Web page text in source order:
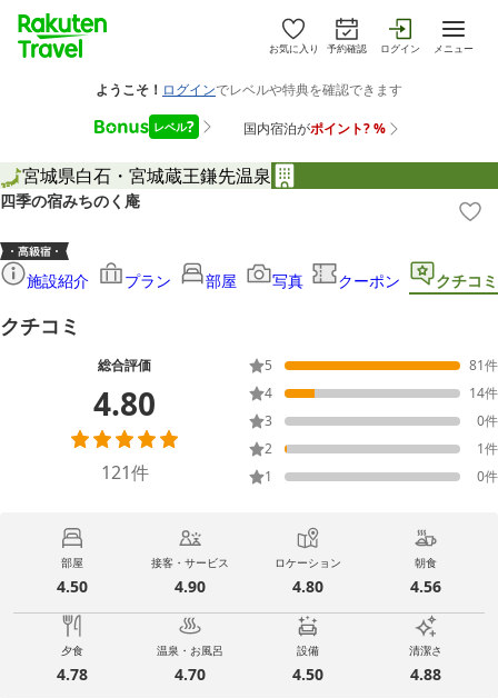
お気に入り 予約確認 ログイン メニュー
宮城県白石・宮城蔵王鎌先温泉
四季の宿みちのく庵
施設紹介 プラン 部屋 写真 クーポン クチコミ
クチコミ
総合評価
4.80
121件
5 81件
4
14件
3
0件
2
1件
1
0件
部屋
4.50
接客・サービス
4.90
ロケーション
4.80
朝食
4.56
夕食
4.78
温泉・お風呂
4.70
設備
4.50
清潔さ
4.88